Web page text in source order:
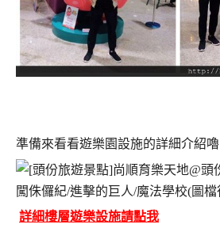
準備來看看遊樂園設施的詳細介紹嚕
詳細樓層遊樂設施請點我